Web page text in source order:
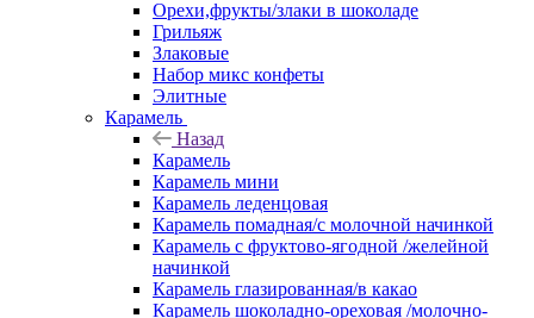
Орехи,фрукты/злаки в шоколаде
Грильяж
Злаковые
Набор микс конфеты
Элитные
Карамель
Назад
Карамель
Карамель мини
Карамель леденцовая
Карамель помадная/с молочной начинкой
Карамель с фруктово-ягодной /желейной
начинкой
Карамель глазированная/в какао
Карамель шоколадно-ореховая /молочно-